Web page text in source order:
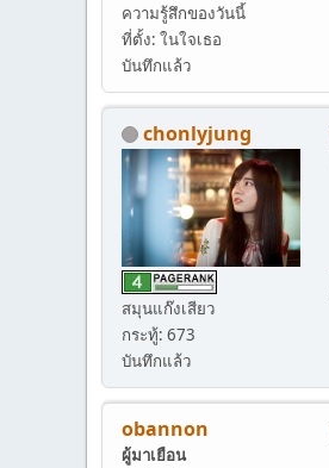
ความรู้สึกของวันนี้
ที่ตั้ง: ในใจเธอ
บันทึกแล้ว
chonlyjung
สมุนแก๊งเสียว
กระทู้: 673
บันทึกแล้ว
obannon
ผู้มาเยือน